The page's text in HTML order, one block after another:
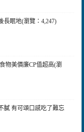
長眠地(瀏覽：4,247)
物美價廉CP值超高(瀏
膩 有可頌口感吃了難忘